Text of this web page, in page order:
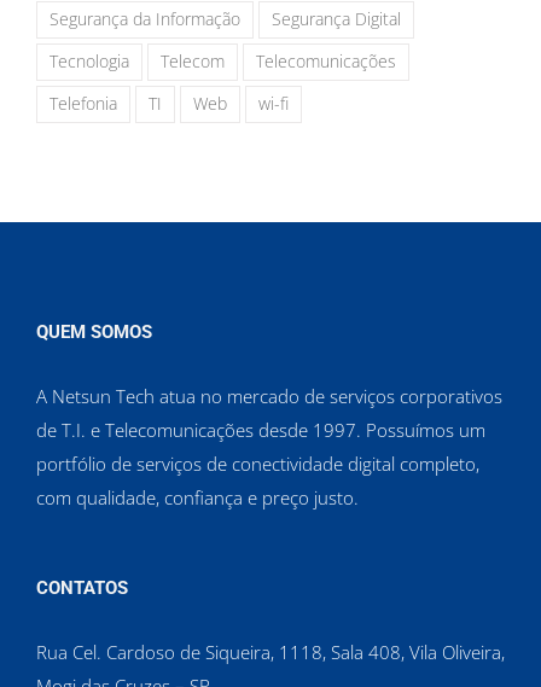
Segurança da Informação
Segurança Digital
Tecnologia
Telecom
Telecomunicações
Telefonia
TI Web wi-fi
QUEM SOMOS
A Netsun Tech atua no mercado de serviços corporativos
de T.I. e Telecomunicações desde 1997. Possuímos um
portfólio de serviços de conectividade digital completo,
com qualidade, confiança e preço justo.
CONTATOS
Rua Cel. Cardoso de Siqueira, 1118, Sala 408, Vila Oliveira,